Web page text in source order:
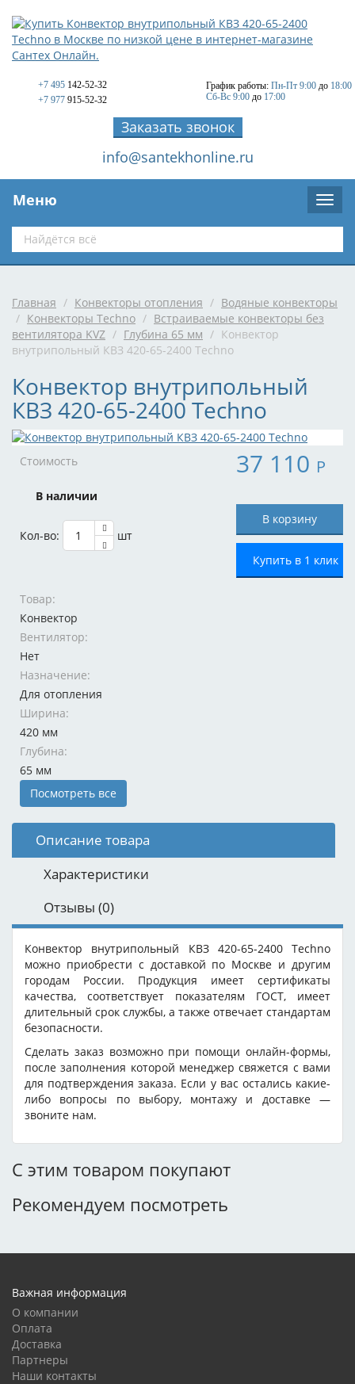
+7 495 142-52-32
+7 977 915-52-32
График работы: Пн-Пт 9:00 до 18:00
Сб-Вс 9:00 до 17:00
Заказать звонок
info@santekhonline.ru
Меню
Главная / Конвекторы отопления / Водяные конвекторы
/ Конвекторы Techno / Встраиваемые конвекторы без
вентилятора KVZ / Глубина 65 мм / Конвектор
внутрипольный КВЗ 420-65-2400 Techno
Конвектор внутрипольный
КВЗ 420-65-2400 Techno
Стоимость 37 110 Р
В наличии
Кол-во:
шт
Купить в 1 клик
Товар:
Конвектор
Вентилятор:
Нет
Назначение:
Для отопления
Ширина:
420 мм
Глубина:
65 мм
Посмотреть все
Описание товара
Характеристики
Отзывы (0)
Конвектор внутрипольный КВЗ 420-65-2400 Techno
можно приобрести с доставкой по Москве и другим
городам России. Продукция имеет сертификаты
качества, соответствует показателям ГОСТ, имеет
длительный срок службы, а также отвечает стандартам
безопасности.
Сделать заказ возможно при помощи онлайн-формы,
после заполнения которой менеджер свяжется с вами
для подтверждения заказа. Если у вас остались какие-
либо вопросы по выбору, монтажу и доставке —
звоните нам.
С этим товаром покупают
Рекомендуем посмотреть
Важная информация
О компании
Оплата
Доставка
Партнеры
Наши контакты